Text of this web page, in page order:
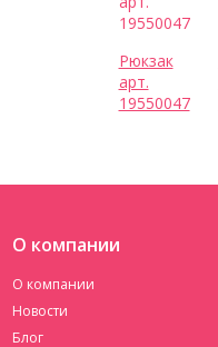
Рюкзак
арт.
19550047
О компании
О компании
Новости
Блог